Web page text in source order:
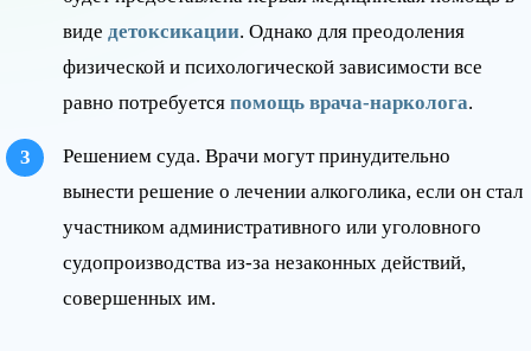
виде детоксикации. Однако для преодоления
физической и психологической зависимости все
равно потребуется помощь врача-нарколога.
Решением суда. Врачи могут принудительно
вынести решение о лечении алкоголика, если он стал
участником административного или уголовного
судопроизводства из-за незаконных действий,
совершенных им.